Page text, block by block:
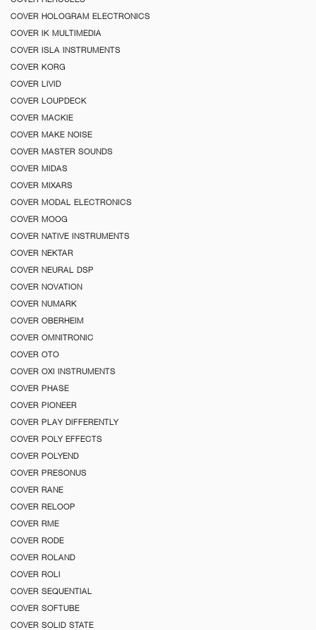
COVER HOLOGRAM ELECTRONICS
COVER IK MULTIMEDIA
COVER ISLA INSTRUMENTS
COVER KORG
COVER LIVID
COVER LOUPDECK
COVER MACKIE
COVER MAKE NOISE
COVER MASTER SOUNDS
COVER MIDAS
COVER MIXARS
COVER MODAL ELECTRONICS
COVER MOOG
COVER NATIVE INSTRUMENTS
COVER NEKTAR
COVER NEURAL DSP
COVER NOVATION
COVER NUMARK
COVER OBERHEIM
COVER OMNITRONIC
COVER OTO
COVER OXI INSTRUMENTS
COVER PHASE
COVER PIONEER
COVER PLAY DIFFERENTLY
COVER POLY EFFECTS
COVER POLYEND
COVER PRESONUS
COVER RANE
COVER RELOOP
COVER RME
COVER RODE
COVER ROLAND
COVER ROLI
COVER SEQUENTIAL
COVER SOFTUBE
COVER SOLID STATE